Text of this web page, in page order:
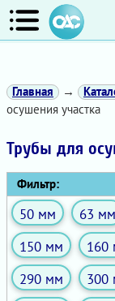
Главная →
осушения участка
Трубы для
Фильтр:
50 мм 63 мм
150 мм
160
290 мм
300